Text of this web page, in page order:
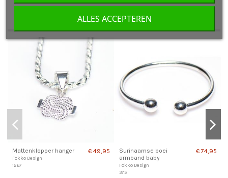
OOK INTERESSANT VOOR JOU
Mattenklopper hanger
Fokko Design
1267
€ 49,95
Surinaamse boei
armband baby
Fokko Design
375
€ 74,95
ALLES ACCEPTEREN